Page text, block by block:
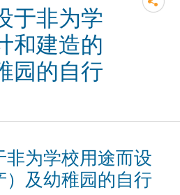
于非为学
和建造的
园的自行
为学校用途而设
及幼稚园的自行